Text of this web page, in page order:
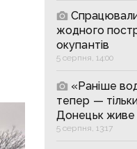
жодного
окупантів
5 серпня, 14:00
«Раніше
тепер —
Донецьк живе
5 серпня, 13:17